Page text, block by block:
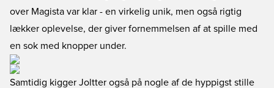
over Magista var klar - en virkelig unik, men også rigtig
lækker oplevelse, der giver fornemmelsen af at spille med
en sok med knopper under.
Samtidig kigger Joltter også på nogle af de hyppigst stille